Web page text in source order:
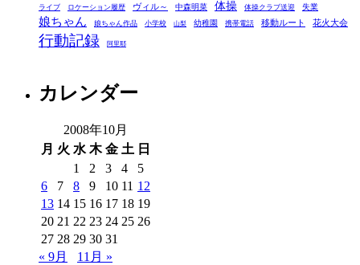
ライブ ロケーション履歴 ヴィル～ 中森明菜 体操 体操クラブ送迎 失業
娘ちゃん 娘ちゃん作品 小学校 山梨 幼稚園 携帯電話 移動ルート 花火大会
行動記録 阿里耶
カレンダー
2008年10月
月 火 水 木 金 土 日
1
2 3 4
5
6
7 8 9 10 11 12
13 14 15 16 17 18 19
20 21 22 23 24 25 26
27 28 29 30 31
« 9月
11月 »